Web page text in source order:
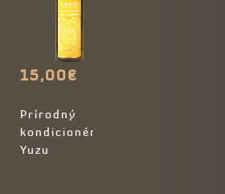
15,00€
Prírodný
kondicionér
Yuzu